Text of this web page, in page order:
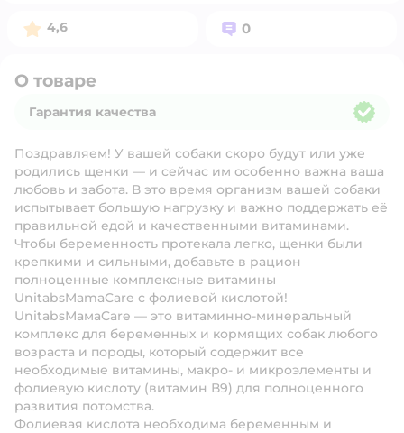
Рейтинг:
4,6 Вопросов:
0
О товаре
Гарантия качества
Поздравляем! У вашей собаки скоро будут или уже
родились щенки — и сейчас им особенно важна ваша
любовь и забота. В это время организм вашей собаки
испытывает большую нагрузку и важно поддержать её
правильной едой и качественными витаминами.
Чтобы беременность протекала легко, щенки были
крепкими и сильными, добавьте в рацион
полноценные комплексные витамины
UnitabsMamaCare c фолиевой кислотой!
UnitabsМамаCare — это витаминно-минеральный
комплекс для беременных и кормящих собак любого
возраста и породы, который содержит все
необходимые витамины, макро- и микроэлементы и
фолиевую кислоту (витамин В9) для полноценного
развития потомства.
Фолиевая кислота необходима беременным и